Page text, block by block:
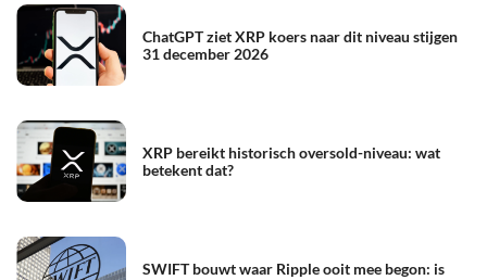
ChatGPT ziet XRP koers naar dit niveau stijgen
31 december 2026
XRP bereikt historisch oversold-niveau: wat
betekent dat?
SWIFT bouwt waar Ripple ooit mee begon: is